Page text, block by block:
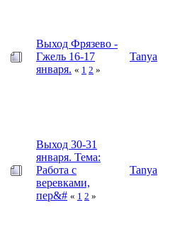
Выход Фрязево -
Гжель 16-17
января. « 1 2 »
Tanya
Выход 30-31
января. Тема:
Работа с
веревками,
пер&# « 1 2 »
Tanya